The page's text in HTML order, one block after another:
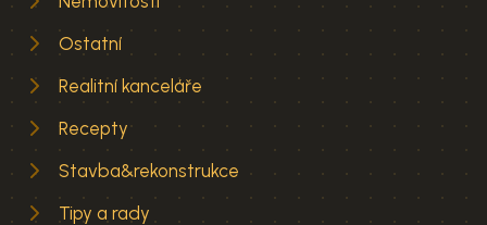
Ostatní
Realitní kanceláře
Recepty
Stavba&rekonstrukce
Tipy a rady